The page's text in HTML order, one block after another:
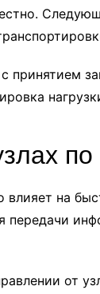
принятием
по
на
от